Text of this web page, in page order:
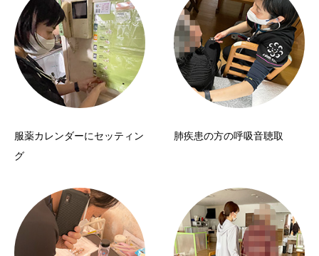
服薬カレンダーにセッティン
グ
肺疾患の方の呼吸音聴取